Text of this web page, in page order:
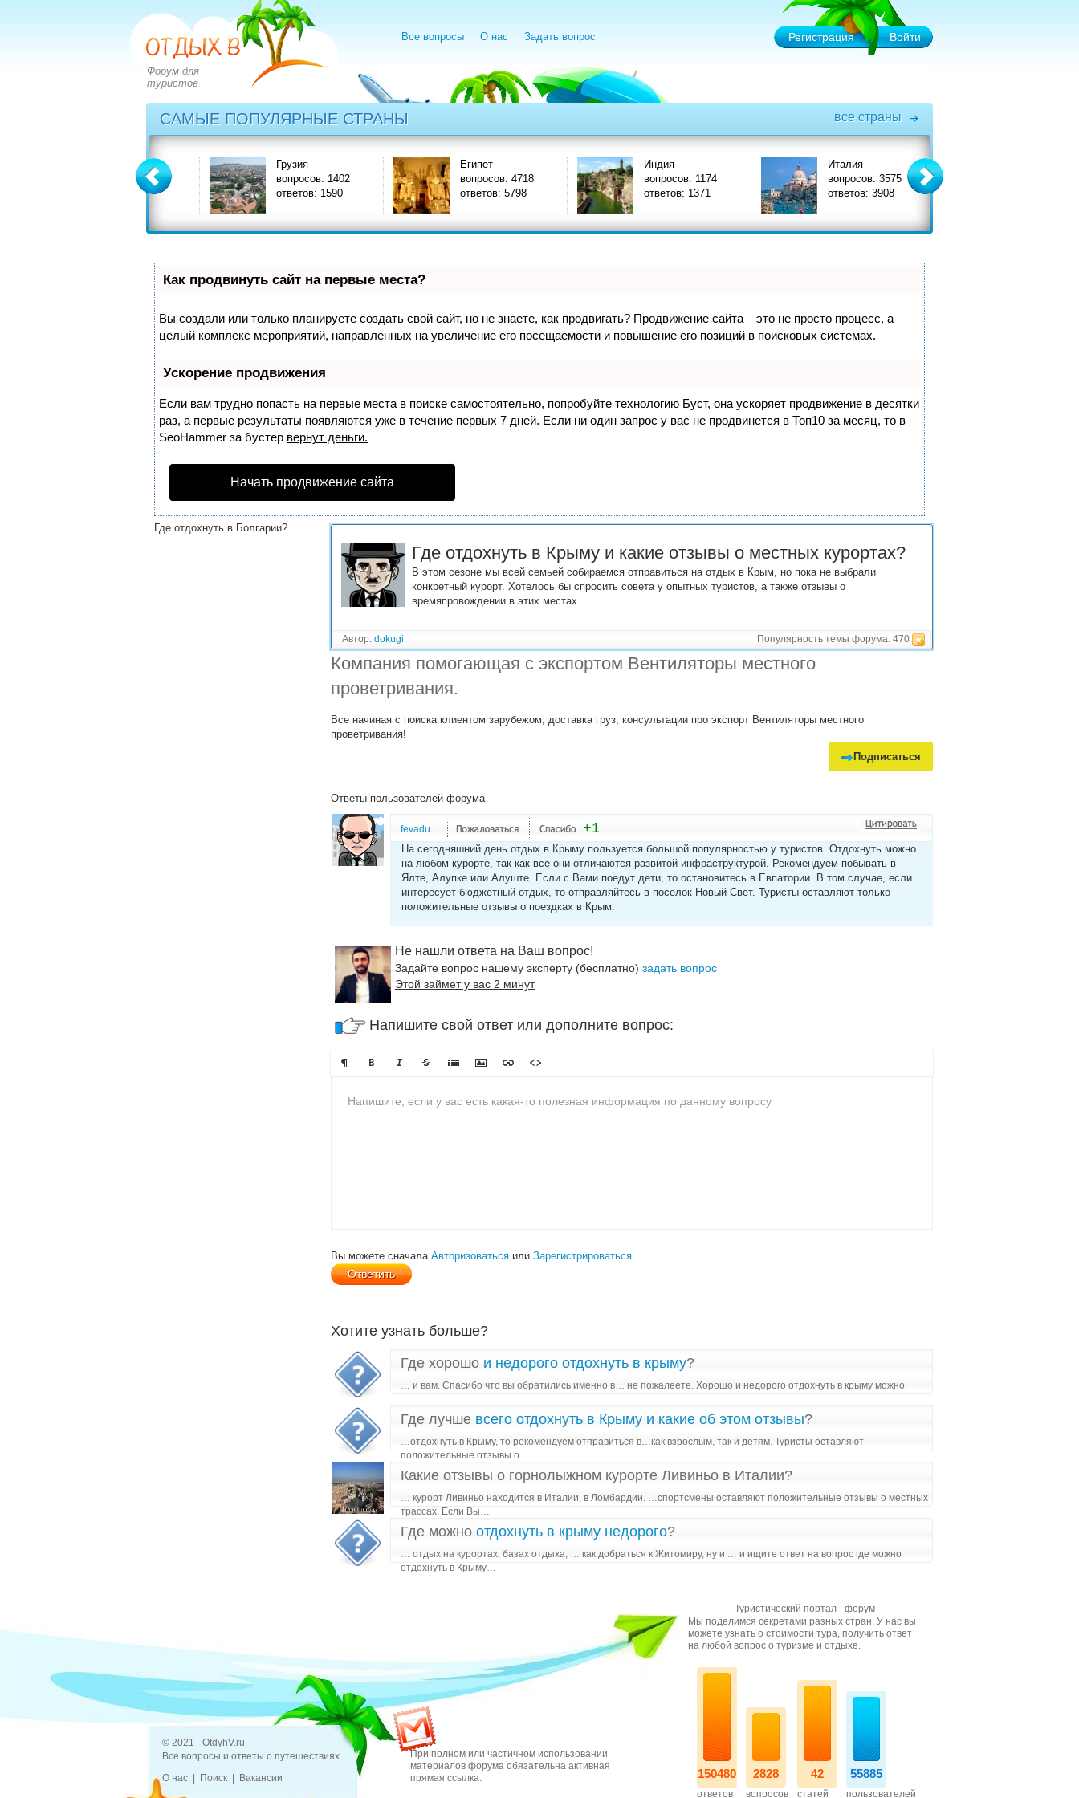
Форум для
туристов
Все вопросы О нас Задать вопрос Регистрация Войти
САМЫЕ ПОПУЛЯРНЫЕ СТРАНЫ все страны
вопросов: 2828
Грузия
вопросов: 1402
ответов: 1590
Египет
вопросов: 4718
ответов: 5798
Индия
вопросов: 1174
ответов: 1371
Италия
вопросов: 3575
ответов: 3908
Решенные вопросы!
Где отдохнуть в ноябре на
море?
Где отдохнуть в италии?
Где отдохнуть в Португалии?
Где отдохнуть в Крыму
недорого?
Где отдохнуть в Болгарии?
Как продвинуть сайт на первые места?
Вы создали или только планируете создать свой сайт, но не знаете, как продвигать? Продвижение сайта – это не просто процесс, а
целый комплекс мероприятий, направленных на увеличение его посещаемости и повышение его позиций в поисковых системах.
Ускорение продвижения
Если вам трудно попасть на первые места в поиске самостоятельно, попробуйте технологию Буст, она ускоряет продвижение в десятки
раз, а первые результаты появляются уже в течение первых 7 дней. Если ни один запрос у вас не продвинется в Топ10 за месяц, то в
SeoHammer за бустер вернут деньги.
Начать продвижение сайта
Где отдохнуть в Крыму и какие отзывы о местных курортах?
В этом сезоне мы всей семьей собираемся отправиться на отдых в Крым, но пока не выбрали
конкретный курорт. Хотелось бы спросить совета у опытных туристов, а также отзывы о
времяпровождении в этих местах.
Автор: dokugi Популярность темы форума: 470
Компания помогающая с экспортом Вентиляторы местного
проветривания.
Все начиная с поиска клиентом зарубежом, доставка груз, консультации про экспорт Вентиляторы местного
проветривания!
Подписаться
Ответы пользователей форума
fevadu +1
На сегодняшний день отдых в Крыму пользуется большой популярностью у туристов. Отдохнуть можно
на любом курорте, так как все они отличаются развитой инфраструктурой. Рекомендуем побывать в
Ялте, Алупке или Алуште. Если с Вами поедут дети, то остановитесь в Евпатории. В том случае, если
интересует бюджетный отдых, то отправляйтесь в поселок Новый Свет. Туристы оставляют только
положительные отзывы о поездках в Крым.
Не нашли ответа на Ваш вопрос!
Задайте вопрос нашему эксперту (бесплатно) задать вопрос
Этой займет у вас 2 минут
Напишите свой ответ или дополните вопрос:
Вы можете сначала Авторизоваться или Зарегистрироваться
Хотите узнать больше?
Где хорошо и недорого отдохнуть в крыму?
… и вам. Спасибо что вы обратились именно в… не пожалеете. Хорошо и недорого отдохнуть в крыму можно.
Где лучше всего отдохнуть в Крыму и какие об этом отзывы?
…отдохнуть в Крыму, то рекомендуем отправиться в…как взрослым, так и детям. Туристы оставляют
положительные отзывы о…
Какие отзывы о горнолыжном курорте Ливиньо в Италии?
… курорт Ливиньо находится в Италии, в Ломбардии. …спортсмены оставляют положительные отзывы о местных
трассах. Если Вы…
Где можно отдохнуть в крыму недорого?
… отдых на курортах, базах отдыха, … как добраться к Житомиру, ну и … и ищите ответ на вопрос где можно
отдохнуть в Крыму…
© 2021 - OtdyhV.ru
Все вопросы и ответы о путешествиях.
О нас
Поиск Вакансии
При полном или частичном использовании
материалов форума обязательна активная
прямая ссылка.
Туристический портал - форум
Мы поделимся секретами разных стран. У нас вы
можете узнать о стоимости тура, получить ответ
на любой вопрос о туризме и отдыхе.
150480
ответов
2828
вопросов
42
статей
55885
пользователей